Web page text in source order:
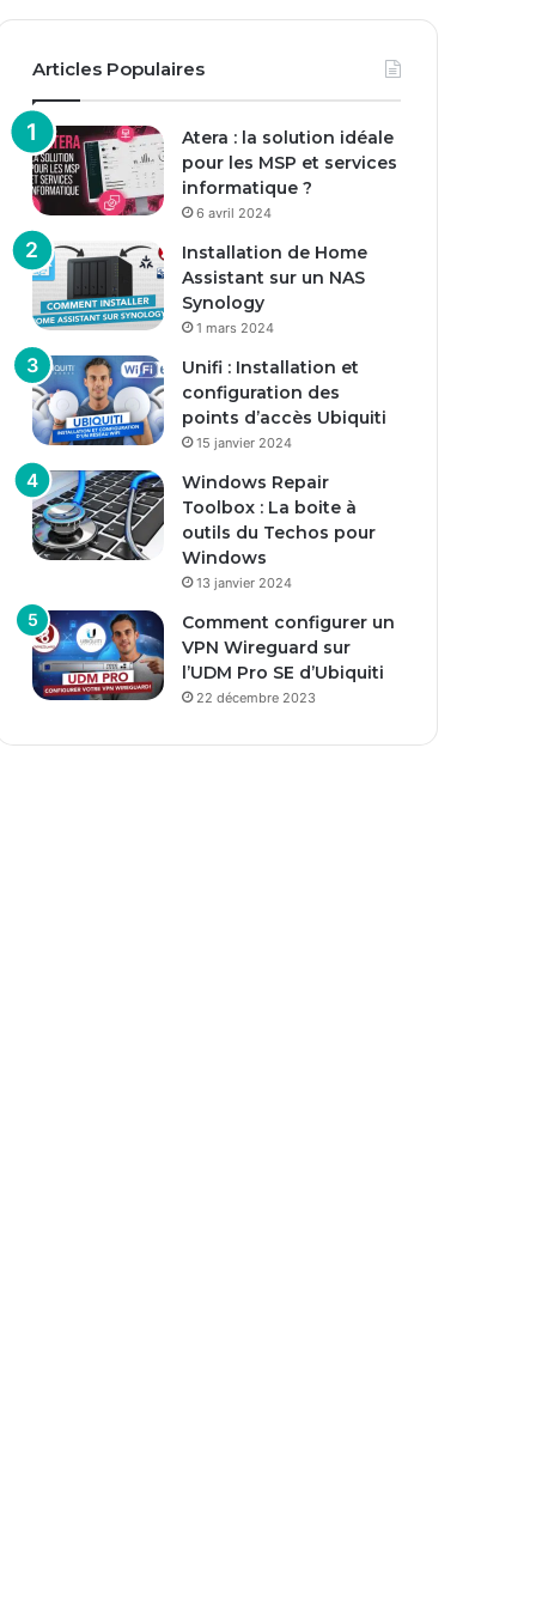
Articles Populaires
Atera : la solution idéale
pour les MSP et services
informatique ?
6 avril 2024
Installation de Home
Assistant sur un NAS
Synology
1 mars 2024
Unifi : Installation et
configuration des
points d’accès Ubiquiti
15 janvier 2024
Windows Repair
Toolbox : La boite à
outils du Techos pour
Windows
13 janvier 2024
Comment configurer un
VPN Wireguard sur
l’UDM Pro SE d’Ubiquiti
22 décembre 2023